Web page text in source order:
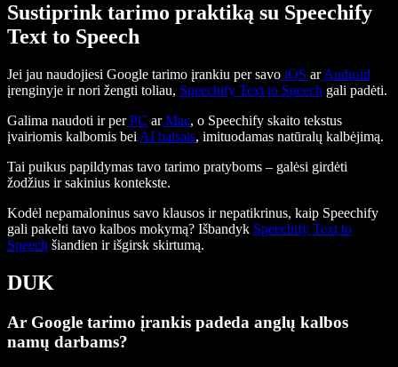
Sustiprink tarimo praktiką su Speechify
Text to Speech
Jei jau naudojiesi Google tarimo įrankiu per savo iOS arAndroid
įrenginyje ir nori žengti toliau, Speechify Text to Speech gali padėti.
Galima naudoti ir perPC arMac, o Speechify skaito tekstus
įvairiomis kalbomis bei AI balsais, imituodamas natūralų kalbėjimą.
Tai puikus papildymas tavo tarimo pratyboms – galėsi girdėti
žodžius ir sakinius kontekste.
Kodėl nepamaloninus savo klausos ir nepatikrinus, kaip Speechify
gali pakelti tavo kalbos mokymą? Išbandyk Speechify Text to
Speech šiandien ir išgirsk skirtumą.
DUK
Ar Google tarimo įrankis padeda anglų kalbos
namų darbams?